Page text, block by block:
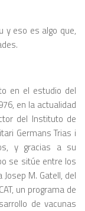
y eso es algo que,
en el estudio del
en la actualidad
del Instituto de
Germans Trias i
y gracias a su
se sitúe entre los
M. Gatell, del
un programa de
de vacunas